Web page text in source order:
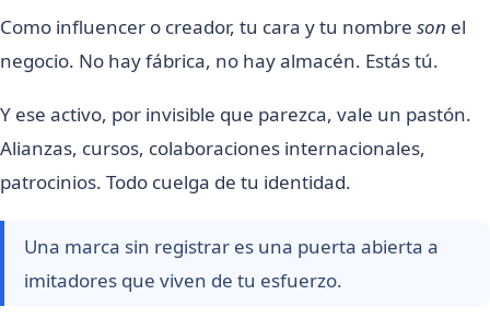
Como influencer o creador, tu cara y tu nombre son el
negocio. No hay fábrica, no hay almacén. Estás tú.
Y ese activo, por invisible que parezca, vale un pastón.
Alianzas, cursos, colaboraciones internacionales,
patrocinios. Todo cuelga de tu identidad.
Una marca sin registrar es una puerta abierta a
imitadores que viven de tu esfuerzo.